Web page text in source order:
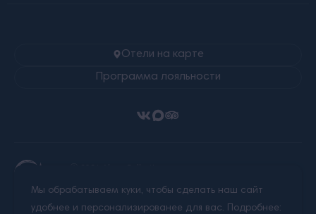
Отели на карте
Программа лояльности
Любое использование материалов сайта без
письменного разрешения запрещено.
Мы обрабатываем куки, чтобы сделать наш сайт
удобнее и персонализированее для вас. Подробнее: